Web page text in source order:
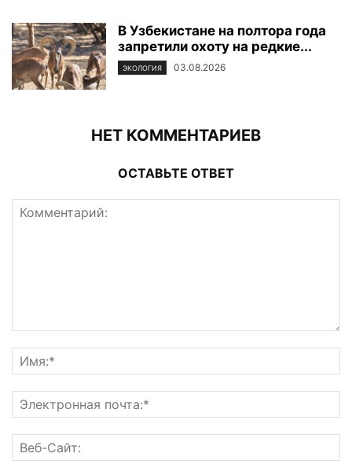
В Узбекистане на полтора года
запретили охоту на редкие...
ЭКОЛОГИЯ 03.08.2026
НЕТ КОММЕНТАРИЕВ
ОСТАВЬТЕ ОТВЕТ